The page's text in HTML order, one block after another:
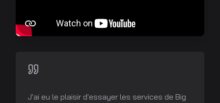
J'ai eu le plaisir d'essayer les services de Big